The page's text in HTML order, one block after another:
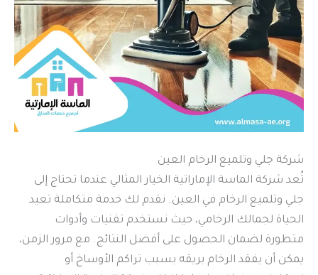
شركة جلي وتلميع الرخام العين
تُعد شركة الماسة الإماراتية الخيار المثالي عندما تحتاج إلى
جلي وتلميع الرخام في العين. نقدم لك خدمة متكاملة تعيد
الحياة لجمالك الرخامي، حيث نستخدم تقنيات وأدوات
متطورة لضمان الحصول على أفضل النتائج. مع مرور الزمن،
يمكن أن يفقد الرخام بريقه بسبب تراكم الأوساخ أو